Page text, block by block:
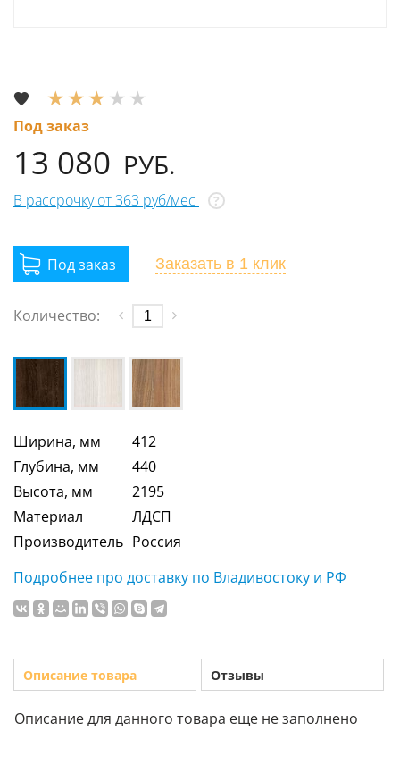
Под заказ
13 080 РУБ.
В рассрочку от 363 руб/мес ?
Заказать в 1 клик
Количество:
Ширина, мм
412
Глубина, мм
440
Высота, мм
2195
Материал
ЛДСП
Производитель Россия
Подробнее про доставку по Владивостоку и РФ
Описание товара Отзывы
Описание для данного товара еще не заполнено